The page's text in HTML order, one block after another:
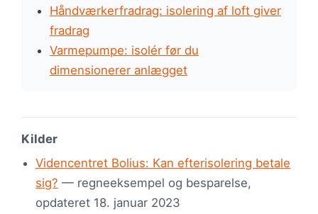
Håndværkerfradrag: isolering af loft giver
fradrag
Varmepumpe: isolér før du
dimensionerer anlægget
Kilder
Videncentret Bolius: Kan efterisolering betale
sig? — regneeksempel og besparelse,
opdateret 18. januar 2023